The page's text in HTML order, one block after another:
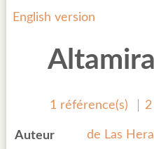
English version
1 référence(s)
Auteur
de Las